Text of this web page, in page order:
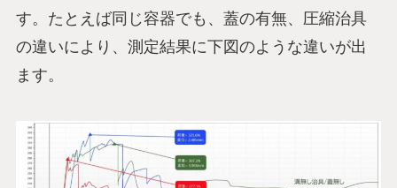
す。たとえば同じ容器でも、蓋の有無、圧縮治具
の違いにより、測定結果に下図のような違いが出
ます。